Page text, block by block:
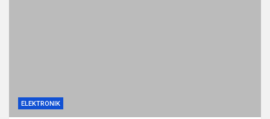
ELEKTRONIK